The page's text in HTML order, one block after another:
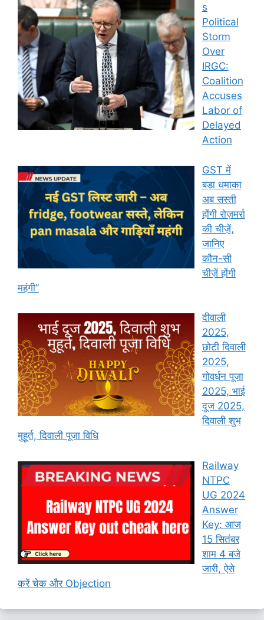
s
Political
Storm
Over
IRGC:
Coalition
Accuses
Labor of
Delayed
Action
GST में
बड़ा धमाका
अब सस्ती
होंगी रोज़मर्रा
की चीज़ें,
जानिए
कौन-सी
चीज़ें होंगी
महंगी”
दीवाली
2025,
छोटी दिवाली
2025,
गोवर्धन पूजा
2025, भाई
दूज 2025,
दिवाली शुभ
मुहूर्त, दिवाली पूजा विधि
Railway
NTPC
UG 2024
Answer
Key: आज
15 सितंबर
शाम 4 बजे
जारी, ऐसे
करें चेक और Objection